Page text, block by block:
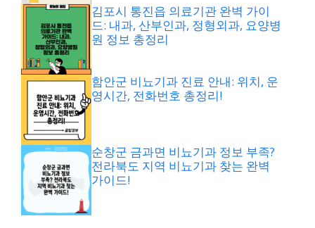
김포시 통진읍 의료기관 완벽 가이
드: 내과, 산부인과, 정형외과, 요양병
원 정보 총정리
함안군 비뇨기과 진료 안내: 위치, 운
영시간, 전화번호 총정리!
순창군 금과면 비뇨기과 정보 부족?
전라북도 지역 비뇨기과 찾는 완벽
가이드!